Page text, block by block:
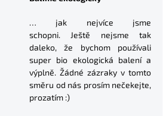
… jak nejvíce jsme
schopni. Ještě nejsme tak
daleko, že bychom používali
super bio ekologická balení a
výplně. Žádné zázraky v tomto
směru od nás prosím nečekejte,
prozatím :)